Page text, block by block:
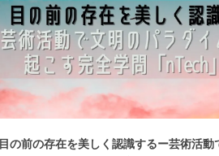
目の前の存在を美しく認識するー芸術活動